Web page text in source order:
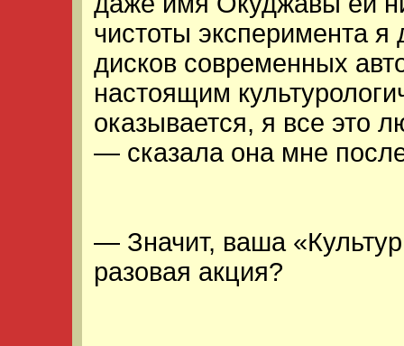
чистоты эксперимента
дисков современных
настоящим
оказывается, я все это
— сказала она мне
— Значит, ваша
разовая акция?